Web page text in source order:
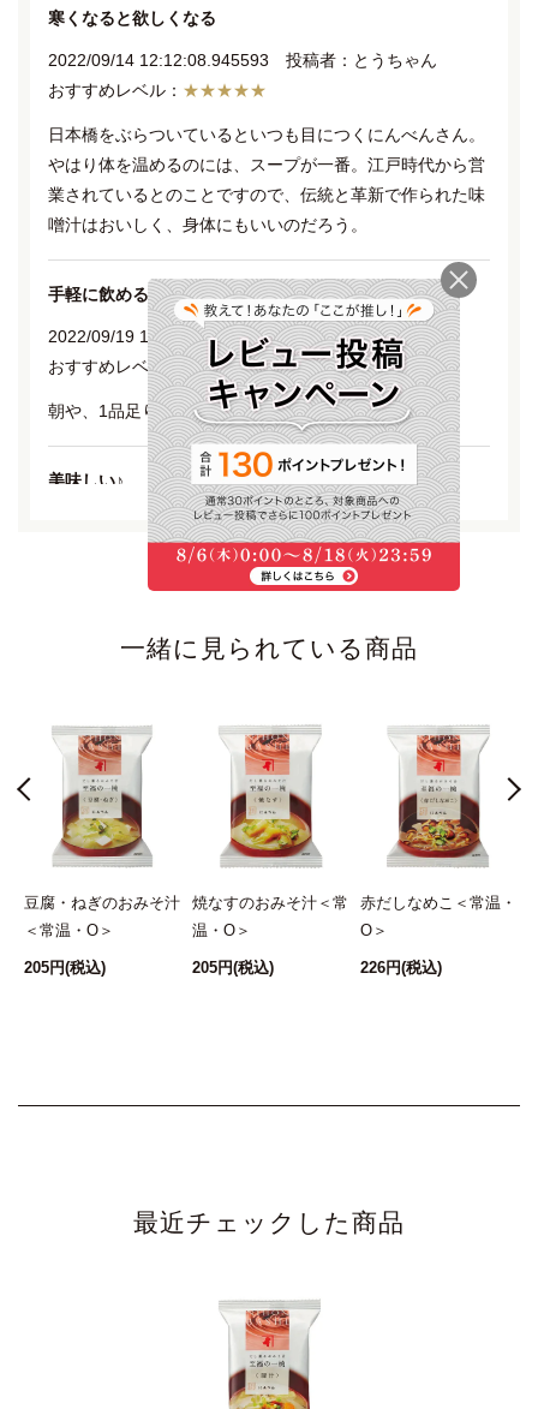
寒くなると欲しくなる
2022/09/14 12:12:08.945593 投稿者：とうちゃん
★★★★★
日本橋をぶらついているといつも目につくにんべんさん。
やはり体を温めるのには、スープが一番。江戸時代から営
業されているとのことですので、伝統と革新で作られた味
噌汁はおいしく、身体にもいいのだろう。
手軽に飲める
2022/09/19 10:17:10.997321 投稿者：ぽんちゃん
★★★★★
朝や、1品足りない時とかにとても便利です
美味しい♪
2022/09/26 06:15:48.414967 投稿者：スマイルタイム
★★★★★
ドライフーズの中でピカイチ!
一緒に見られている商品
豆腐・ねぎのおみそ汁
＜常温・O＞
205円(税込)
焼なすのおみそ汁＜常
温・O＞
205円(税込)
赤だしなめこ＜常温・
O＞
226円(税込)
最近チェックした商品